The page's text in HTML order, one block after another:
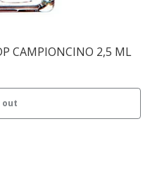
CAMPIONCINO 2,5 ML
out